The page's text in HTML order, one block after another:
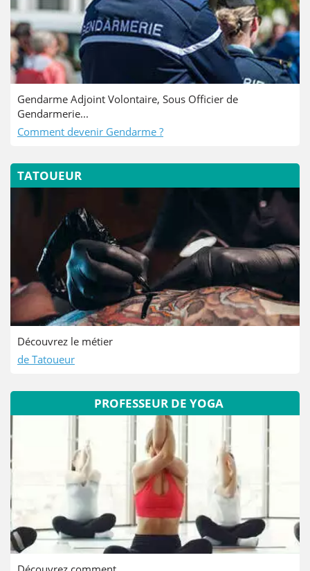
Gendarme Adjoint Volontaire, Sous Officier de
Gendarmerie...
Comment devenir Gendarme ?
TATOUEUR
Découvrez le métier
de Tatoueur
PROFESSEUR DE YOGA